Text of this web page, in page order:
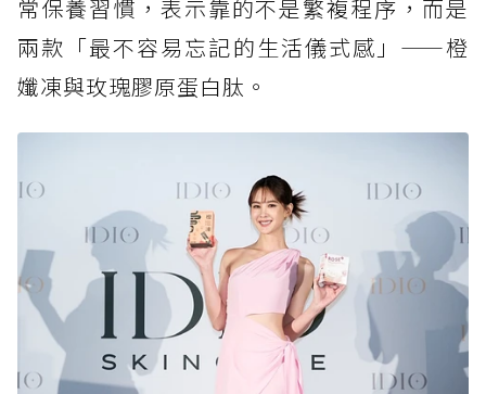
常保養習慣，表示靠的不是繁複程序，而是
兩款「最不容易忘記的生活儀式感」——橙
孅凍與玫瑰膠原蛋白肽。